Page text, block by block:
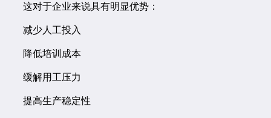
这对于企业来说具有明显优势：
减少人工投入
降低培训成本
缓解用工压力
提高生产稳定性